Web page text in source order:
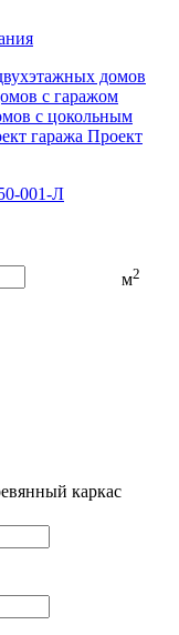
домов
с гаражом
с цокольным
гаража Проект
001-Л
м2
каркас